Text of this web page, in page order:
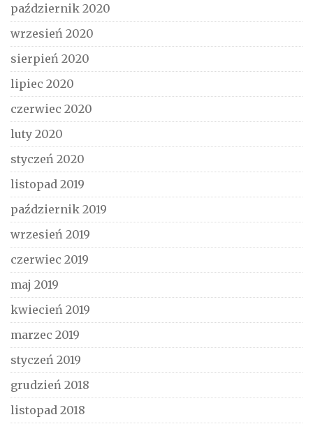
październik 2020
wrzesień 2020
sierpień 2020
lipiec 2020
czerwiec 2020
luty 2020
styczeń 2020
listopad 2019
październik 2019
wrzesień 2019
czerwiec 2019
maj 2019
kwiecień 2019
marzec 2019
styczeń 2019
grudzień 2018
listopad 2018